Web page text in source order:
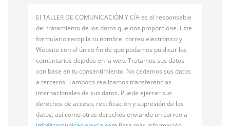
El TALLER DE COMUNICACIÓN Y CÍA es el responsable
del tratamiento de los datos que nos proporcione. Este
formulario recopila tu nombre, correo electrónico y
Website con el único fin de que podamos publicar los
comentarios dejados en la web. Tratamos sus datos
con base en tu consentimiento. No cedemos sus datos
a terceros. Tampoco realizamos transferencias
internacionales de sus datos. Puede ejercer sus
derechos de acceso, rectificación y supresión de los
datos, así como otros derechos enviando un correo a